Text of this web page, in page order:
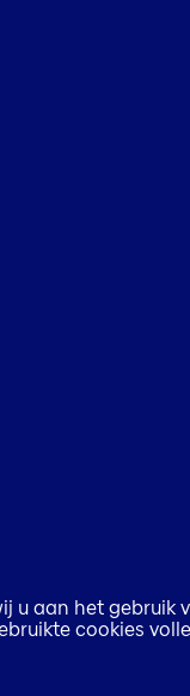
u aan het gebruik
cookies